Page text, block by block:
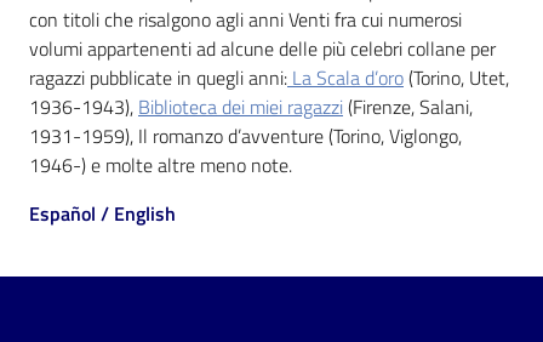
online
Casa
con titoli che risalgono agli anni Venti fra cui numerosi
volumi appartenenti ad alcune delle più celebri collane per
ragazzi pubblicate in quegli anni: La Scala d’oro(Torino, Utet,
1936-1943), Biblioteca dei miei ragazzi(Firenze, Salani,
1931-1959), Il romanzo d’avventure (Torino, Viglongo,
1946-) e molte altre meno note.
Español / English